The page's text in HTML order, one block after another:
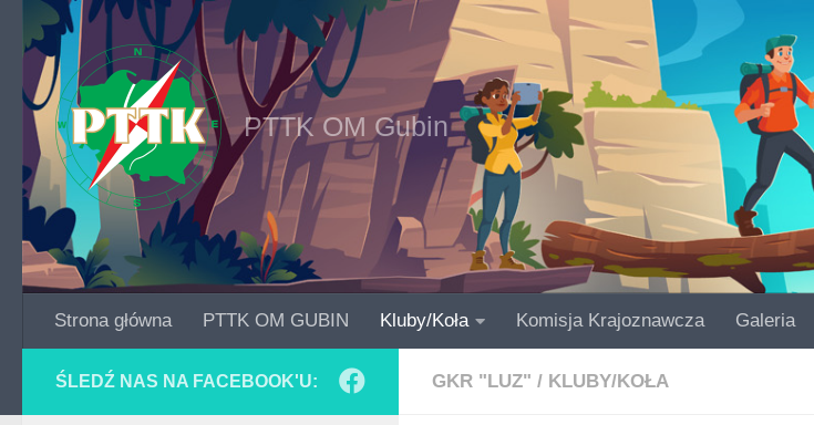
Skip to content
PTTK OM Gubin
Strona główna PTTK OM GUBIN Kluby/Koła Komisja Krajoznawcza Galeria
GKR "LUZ" / KLUBY/KOŁA
ŚLEDŹ NAS NA FACEBOOK'U: